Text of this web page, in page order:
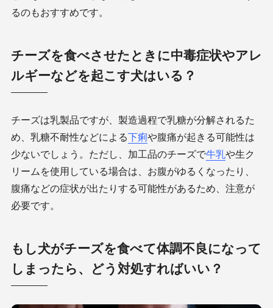
るのもおすすめです。
チーズを食べさせたときに中毒症状やアレ
ルギーなどを起こす犬はいる？
チーズは乳製品ですが、製造過程で乳糖が分解されるた
め、乳糖不耐性などによる下痢や腹痛が起きる可能性は
少ないでしょう。ただし、加工品のチーズで牛乳や生ク
リームを使用している場合は、お腹がゆるくなったり、
腹痛などの症状が出たりする可能性があるため、注意が
必要です。
もし犬がチーズを食べて体調不良になって
しまったら、どう対処すればいい？